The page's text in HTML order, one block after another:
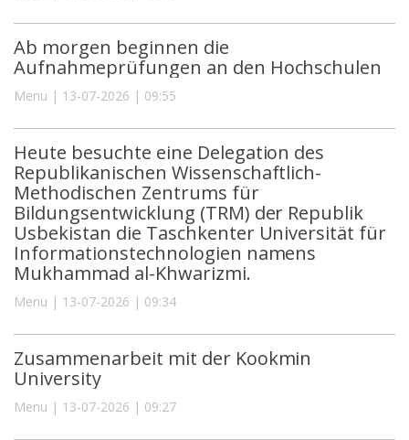
Ab morgen beginnen die
Aufnahmeprüfungen an den Hochschulen
Menu | 13-07-2026 | 09:55
Heute besuchte eine Delegation des
Republikanischen Wissenschaftlich-
Methodischen Zentrums für
Bildungsentwicklung (TRM) der Republik
Usbekistan die Taschkenter Universität für
Informationstechnologien namens
Mukhammad al-Khwarizmi.
Menu | 13-07-2026 | 09:34
Zusammenarbeit mit der Kookmin
University
Menu | 13-07-2026 | 09:27